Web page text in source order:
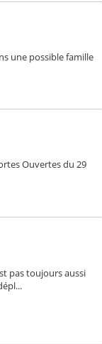
une possible famille
Ouvertes du 29
pas toujours aussi